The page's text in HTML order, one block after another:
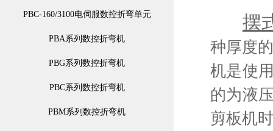
PBC-160/3100电伺服数控折弯单元
PBA系列数控折弯机
PBG系列数控折弯机
PBC系列数控折弯机
PBM系列数控折弯机
摆
种厚度
机是使
的为液
剪板机